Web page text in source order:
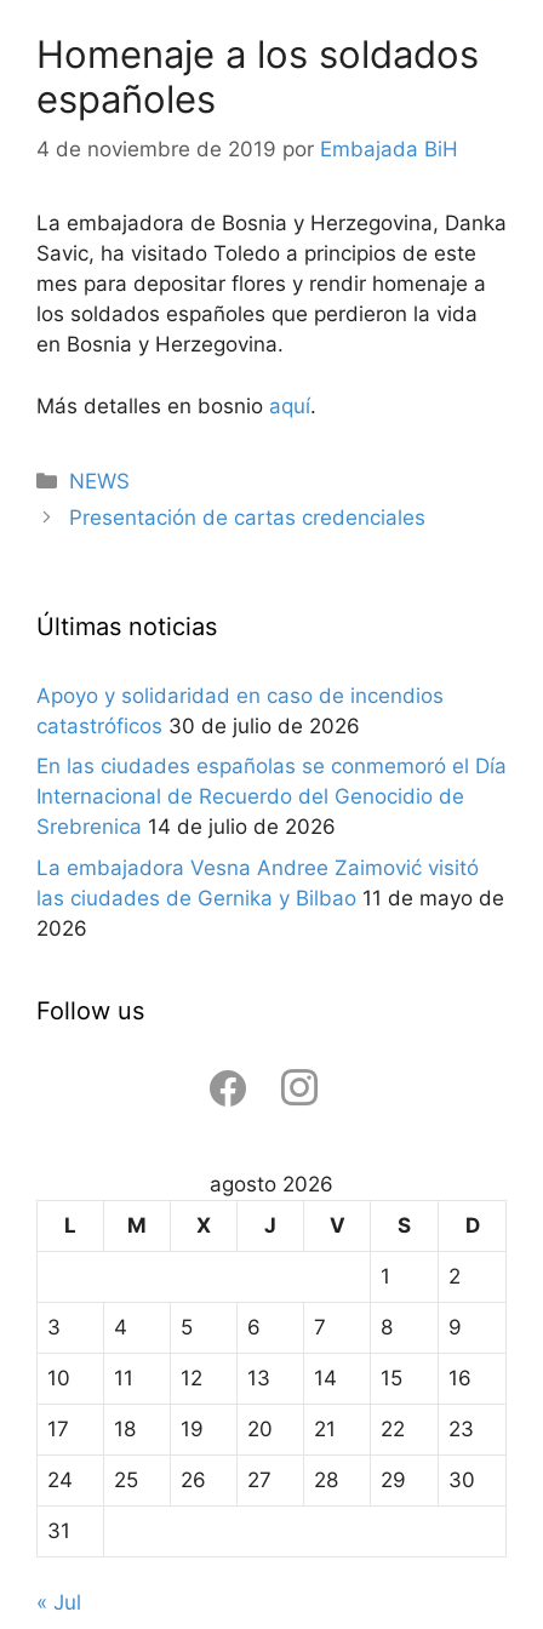
Homenaje a los soldados
españoles
4 de noviembre de 2019 por Embajada BiH
La embajadora de Bosnia y Herzegovina, Danka
Savic, ha visitado Toledo a principios de este
mes para depositar flores y rendir homenaje a
los soldados españoles que perdieron la vida
en Bosnia y Herzegovina.
Más detalles en bosnio aquí.
Categorías
NEWS
Presentación de cartas credenciales
Últimas noticias
Apoyo y solidaridad en caso de incendios
catastróficos 30 de julio de 2026
En las ciudades españolas se conmemoró el Día
Internacional de Recuerdo del Genocidio de
Srebrenica 14 de julio de 2026
La embajadora Vesna Andree Zaimović visitó
las ciudades de Gernika y Bilbao 11 de mayo de
2026
Follow us
facebookinstagram
agosto 2026
L
M X J V S D
1 2
3 4 5 6 7 8 9
10 11 12 13 14 15 16
17 18 19 20 21 22 23
24 25 26 27 28 29 30
31
« Jul